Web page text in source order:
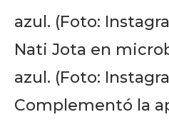
Nati Jota en
azul. (Foto:
Complementó la